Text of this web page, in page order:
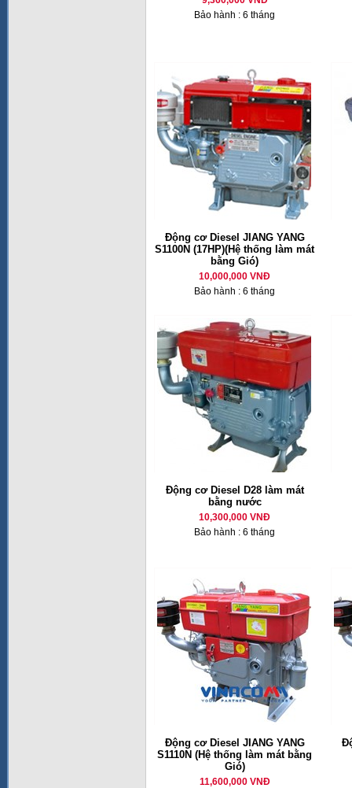
Bảo hành : 6 tháng
Động cơ Diesel JIANG YANG
S1100N (17HP)(Hệ thống làm mát
bằng Gió)
10,000,000 VNĐ
Bảo hành : 6 tháng
Động cơ Diesel D28 làm mát
bằng nước
10,300,000 VNĐ
Bảo hành : 6 tháng
Động cơ Diesel JIANG YANG
S1110N (Hệ thống làm mát bằng
Gió)
11,600,000 VNĐ